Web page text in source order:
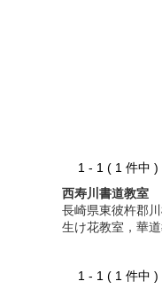
1 - 1 ( 1 件
西寿川書道教室
長崎県東彼杵郡
生け花教室，華
1 - 1 ( 1 件